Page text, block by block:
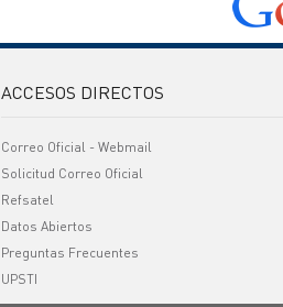
ACCESOS DIRECTOS
Correo Oficial - Webmail
Solicitud Correo Oficial
Refsatel
Datos Abiertos
Preguntas Frecuentes
UPSTI